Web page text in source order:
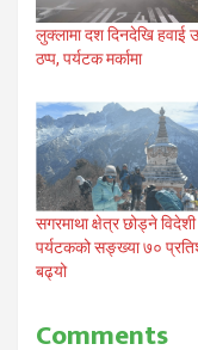
लुक्लामा दश दिनदेखि हवाई
ठप्प, पर्यटक मर्कामा
सगरमाथा क्षेत्र छोड्ने विदेशी
पर्यटकको सङ्ख्या ७०
बढ्यो
Comments